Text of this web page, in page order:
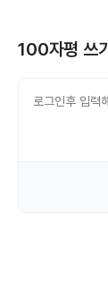
100자평 쓰기